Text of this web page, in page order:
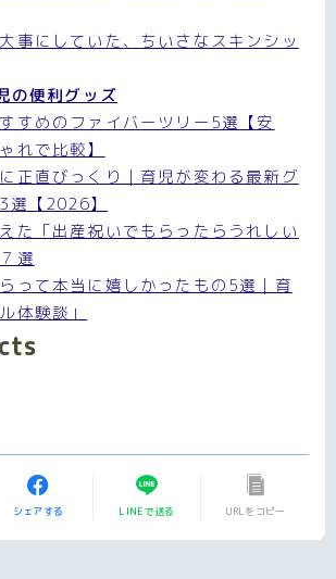
事にしていた、ちいさなスキンシッ
の便利グッズ
すめのファイバーツリー5選【安
れで比較】
正直びっくり｜育児が変わる最新グ
選【2026】
た「出産祝いでもらったらうれしい
選
って本当に嬉しかったもの5選｜育
体験談」
シェアする LINEで送る URLをコピー